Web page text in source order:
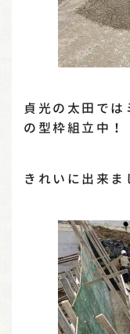
貞光の太田で
の型枠組立中！
きれいに出来